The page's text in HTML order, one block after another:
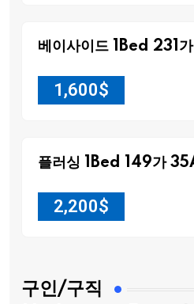
베이사이드 1Bed 231
1,600$
플러싱 1Bed 149가
2,200$
구인/구직